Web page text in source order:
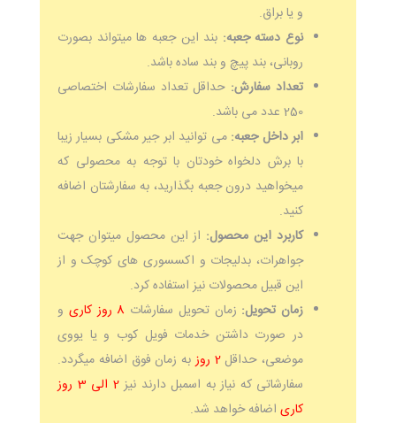
و یا براق.
نوع دسته جعبه: بند این جعبه ها میتواند بصورت
روبانی، بند پیچ و بند ساده باشد.
تعداد سفارش: حداقل تعداد سفارشات اختصاصی
250 عدد می باشد.
ابر داخل جعبه:می توانید ابر جیر مشکی بسیار زیبا
با برش دلخواه خودتان با توجه به محصولی که
میخواهید درون جعبه بگذارید، به سفارشتان اضافه
کنید.
کاربرد این محصول: از این محصول میتوان جهت
جواهرات، بدلیجات و اکسسوری های کوچک و از
این قبیل محصولات نیز استفاده کرد.
زمان تحویل: زمان تحویل سفارشات 8 روز کاری
و
در صورت داشتن خدمات فویل کوب و یا یووی
موضعی، حداقل2 روز
به زمان فوق اضافه میگردد.
سفارشاتی که نیاز به اسمبل دارند نیز
2 الی 3 روز
کاری اضافه خواهد شد.